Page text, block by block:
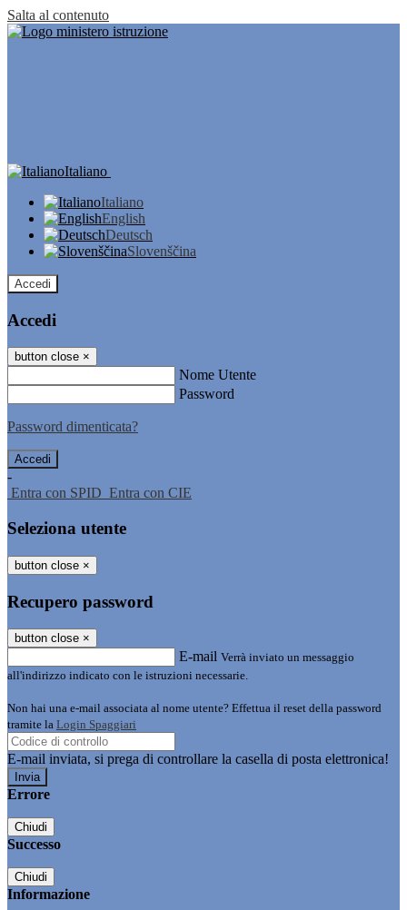
Salta al contenuto
Italiano
Italiano
English
Deutsch
Slovenščina
Accedi
Accedi
button close ×
Nome Utente
Password
Password dimenticata?
-
Entra con SPID Entra con CIE
Seleziona utente
button close ×
Recupero password
button close ×
E-mail Verrà inviato un messaggio
all'indirizzo indicato con le istruzioni necessarie.
Non hai una e-mail associata al nome utente? Effettua il reset della password
tramite la Login Spaggiari
E-mail inviata, si prega di controllare la casella di posta elettronica!
Errore
Chiudi
Successo
Chiudi
Informazione